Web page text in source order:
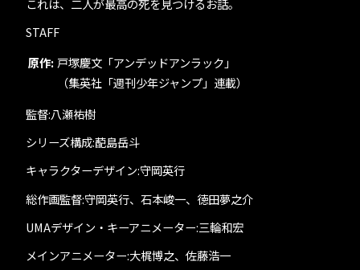
STAFF
原作: 戸塚慶文「アンデッドアンラック」
（集英社「週刊少年ジャンプ」連載）
監督:八瀬祐樹
シリーズ構成:蓜島岳斗
キャラクターデザイン:守岡英行
総作画監督:守岡英行、石本峻一、徳田夢之介
UMAデザイン・キーアニメーター:三輪和宏
メインアニメーター:大梶博之、佐藤浩一